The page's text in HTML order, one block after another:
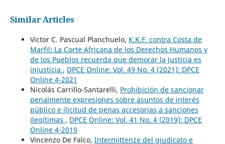
Similar Articles
Victor C. Pascual Planchuelo, K.K.F. contra Costa de
Marfil: La Corte Africana de los Derechos Humanos y
de los Pueblos recuerda que demorar la Justicia es
injusticia , DPCE Online: Vol. 49 No. 4 (2021): DPCE
Online 4-2021
Nicolás Carrillo-Santarelli, Prohibición de sancionar
penalmente expresiones sobre asuntos de interés
público e ilicitud de penas accesorias a sanciones
ilegítimas , DPCE Online: Vol. 41 No. 4 (2019): DPCE
Online 4-2019
Vincenzo De Falco, Intermittenze del giudicato e